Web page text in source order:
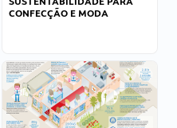
CONFECÇÃO E MODA